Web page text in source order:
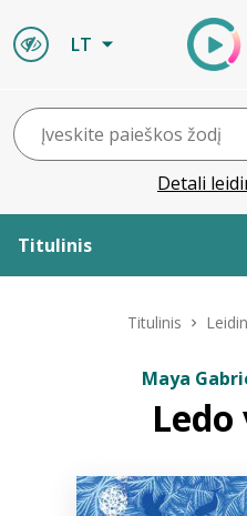
LT
Detali
Titulinis
Naujienos
Titulinis
Maya